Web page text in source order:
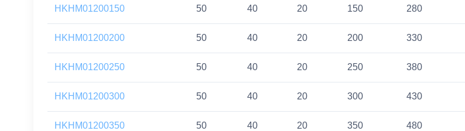
HKHM01200150 50 40 20 150 280
HKHM01200200 50 40 20 200 330
HKHM01200250 50 40 20 250 380
HKHM01200300 50 40 20 300 430
HKHM01200350 50 40 20 350 480